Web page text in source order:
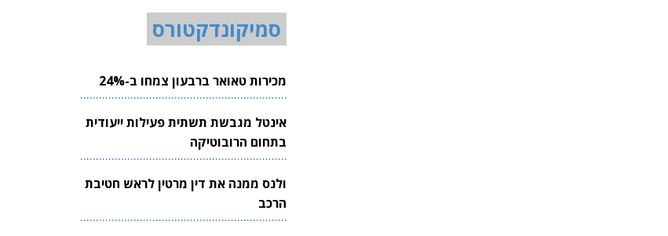
סמיקונדקטורס
מכירות טאואר ברבעון צמחו ב-24%
אינטל מגבשת תשתית פעילות ייעודית
בתחום הרובוטיקה
ולנס ממנה את דין מרטין לראש חטיבת
הרכב